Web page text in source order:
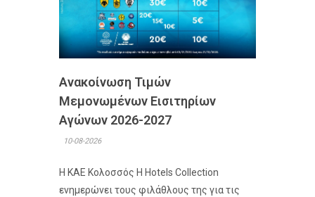
Ανακοίνωση Τιμών
Μεμονωμένων Εισιτηρίων
Αγώνων 2026-2027
10-08-2026
Η ΚΑΕ Κολοσσός H Hotels Collection
ενημερώνει τους φιλάθλους της για τις